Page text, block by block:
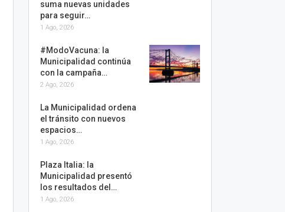
suma nuevas unidades
para seguir…
1 Ago, 2026
#ModoVacuna: la
Municipalidad continúa
con la campaña…
2 Ago, 2026
La Municipalidad ordena
el tránsito con nuevos
espacios…
1 Ago, 2026
Plaza Italia: la
Municipalidad presentó
los resultados del…
1 Ago, 2026